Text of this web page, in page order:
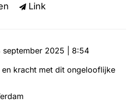
Link
september 2025 | 8:54
en kracht met dit ongelooflijke